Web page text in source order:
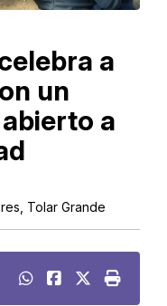
a
un
a
Tolar Grande